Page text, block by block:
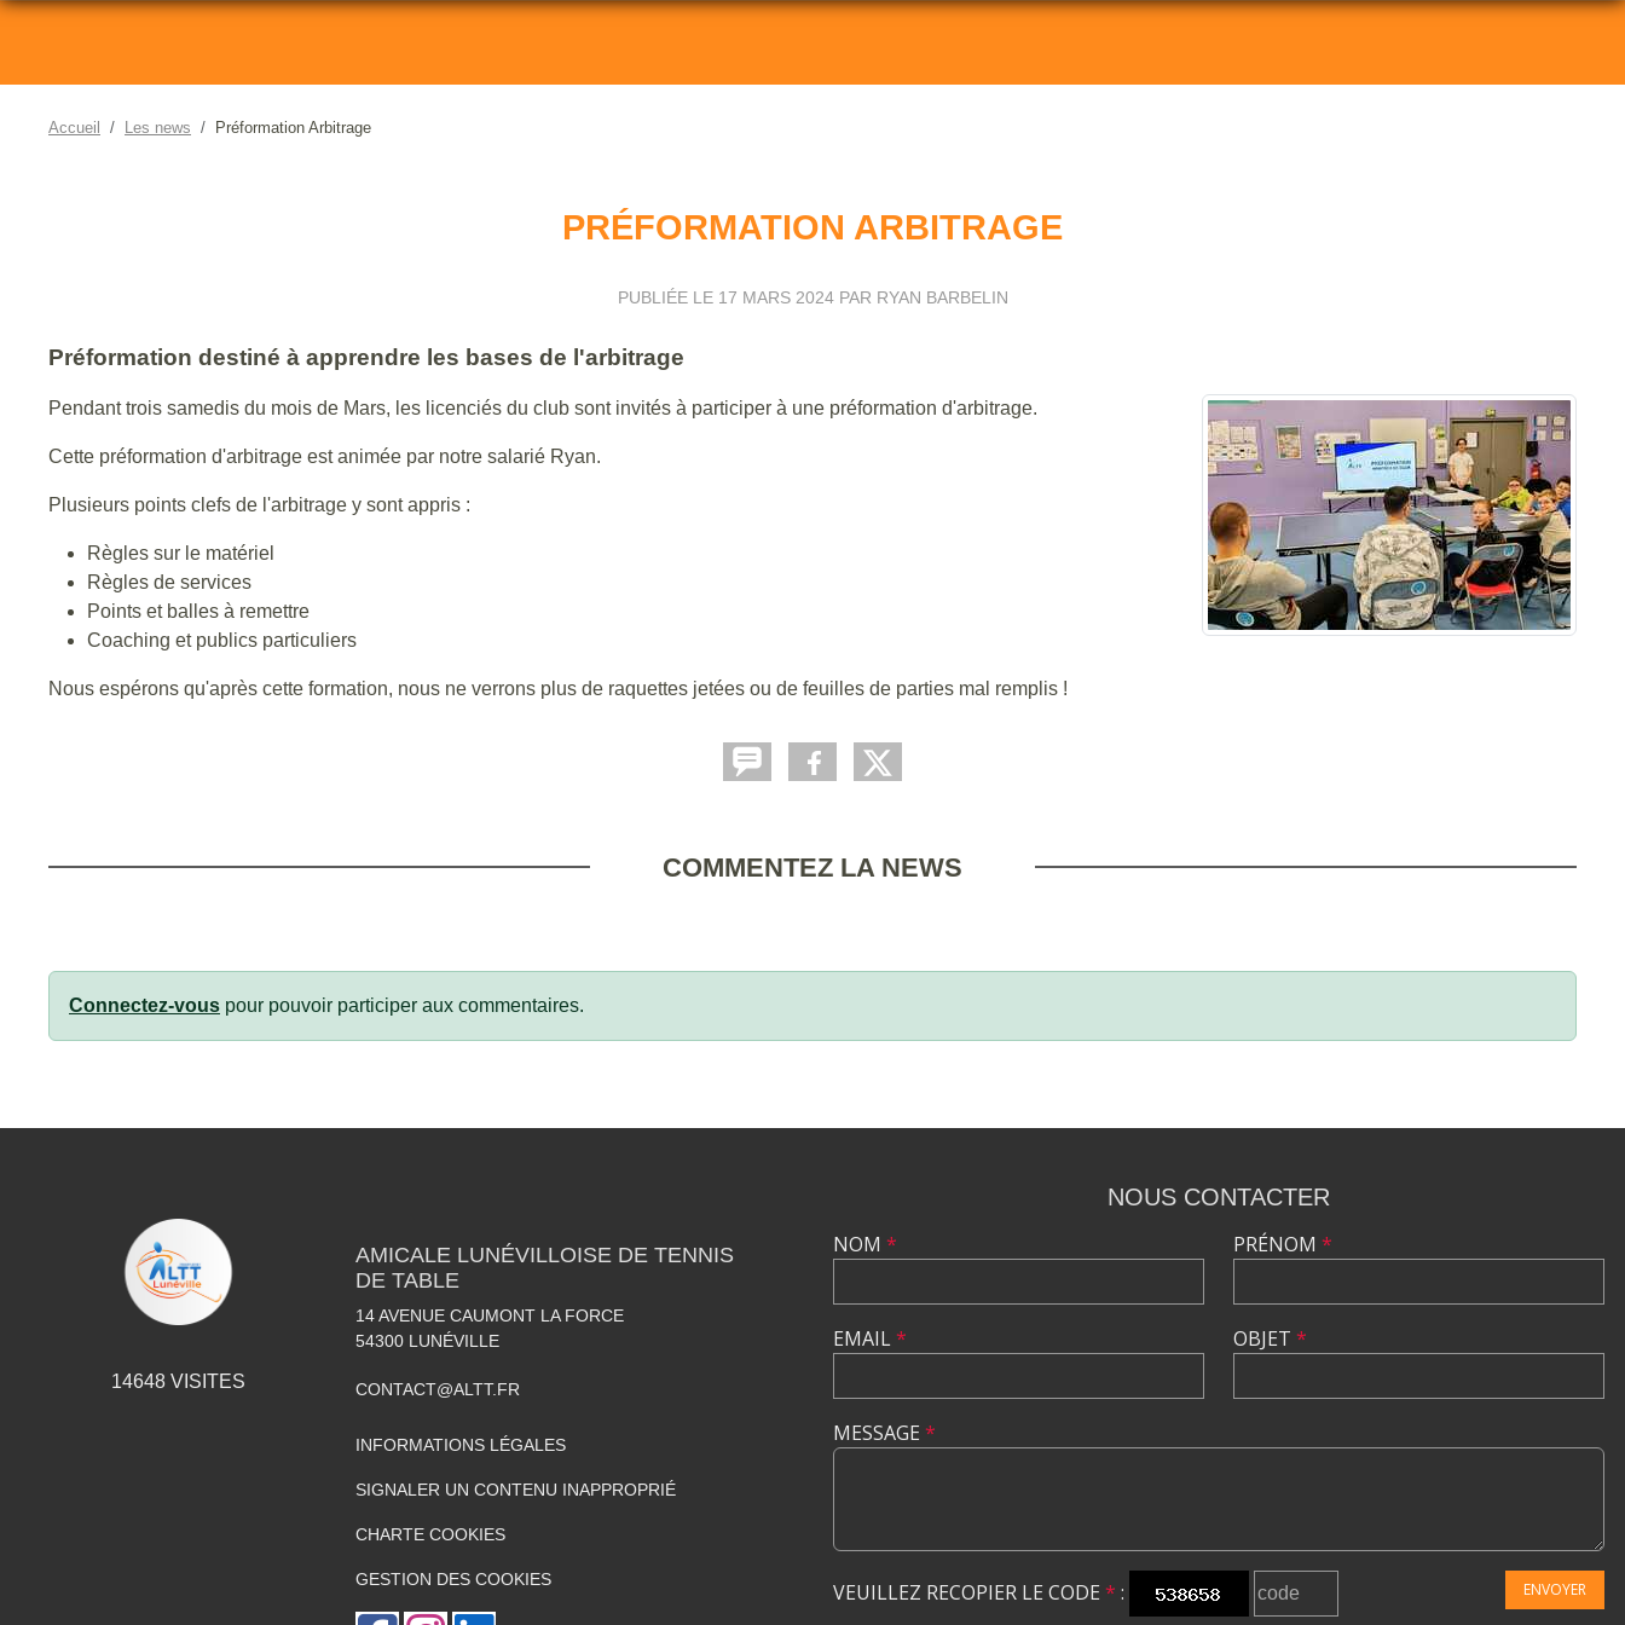
Accueil Les news Préformation Arbitrage
PRÉFORMATION ARBITRAGE
PUBLIÉE LE 17 MARS 2024PAR RYAN BARBELIN
Préformation destiné à apprendre les bases de l'arbitrage
Pendant trois samedis du mois de Mars, les licenciés du club sont invités à participer à une préformation d'arbitrage.
Cette préformation d'arbitrage est animée par notre salarié Ryan.
Plusieurs points clefs de l'arbitrage y sont appris :
Règles sur le matériel
Règles de services
Points et balles à remettre
Coaching et publics particuliers
Nous espérons qu'après cette formation, nous ne verrons plus de raquettes jetées ou de feuilles de parties mal remplis !
COMMENTEZ LA NEWS
Connectez-vous pour pouvoir participer aux commentaires.
14648VISITES
AMICALE LUNÉVILLOISE DE TENNIS
DE TABLE
14 AVENUE CAUMONT LA FORCE
54300 LUNÉVILLE
CONTACT@ALTT.FR
INFORMATIONS LÉGALES
SIGNALER UN CONTENU INAPPROPRIÉ
CHARTE COOKIES
GESTION DES COOKIES
NOUS CONTACTER
NOM *
EMAIL*
PRÉNOM *
OBJET *
MESSAGE *
VEUILLEZ RECOPIER LE CODE * : ENVOYER